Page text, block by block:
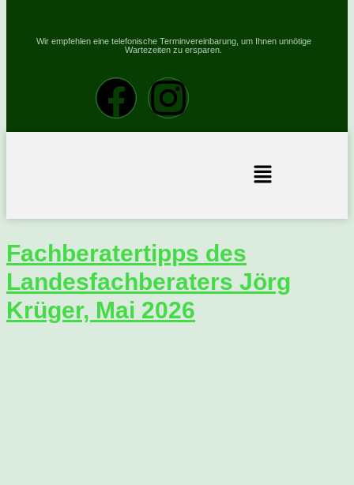
Wir empfehlen eine telefonische Terminvereinbarung, um Ihnen unnötige
Wartezeiten zu ersparen.
Fachberatertipps des
Landesfachberaters Jörg
Krüger, Mai 2026